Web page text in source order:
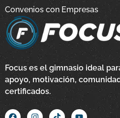
Focus es el gimnasio ideal
apoyo, motivación,
certificados.
Convenios con Empresas